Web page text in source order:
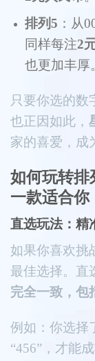
排列5 ：从
同样每注2
也更加丰厚
只要你选的数
也正因如此，
家的喜爱，成
如何玩转排
一款适合你
直选玩法：精
如果你喜欢挑
最佳选择。直
完全一致，包
例如：你选择
“456”，才能